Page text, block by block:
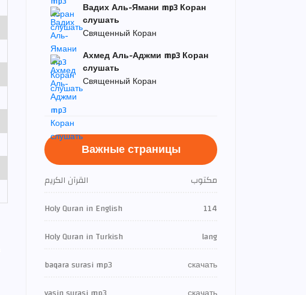
Вадих Аль-Ямани mp3 Коран
слушать
Священный Коран
Ахмед Аль-Аджми mp3 Коран
слушать
Священный Коран
Важные страницы
القرآن الكريم
مكتوب
Holy Quran in English
114
Holy Quran in Turkish
lang
baqara surasi mp3
скачать